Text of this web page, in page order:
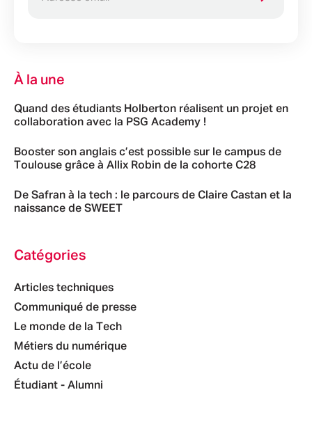
À la une
Quand des étudiants Holberton réalisent un projet en
collaboration avec la PSG Academy !
Booster son anglais c’est possible sur le campus de
Toulouse grâce à Allix Robin de la cohorte C28
De Safran à la tech : le parcours de Claire Castan et la
naissance de SWEET
Catégories
Articles techniques
Communiqué de presse
Le monde de la Tech
Métiers du numérique
Actu de l’école
Étudiant - Alumni